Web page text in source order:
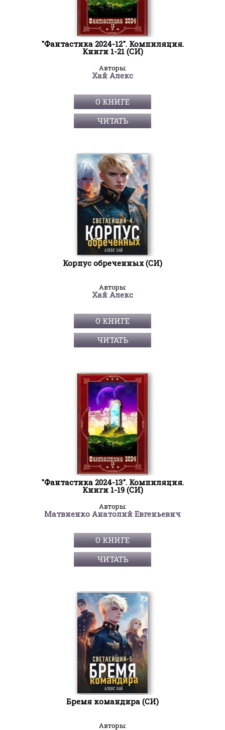
"Фантастика 2024-12". Компиляция.
Книги 1-21 (СИ)
Авторы:
Хай Алекс
О КНИГЕ
ЧИТАТЬ
Корпус обреченных (СИ)
Авторы:
Хай Алекс
О КНИГЕ
ЧИТАТЬ
"Фантастика 2024-13". Компиляция.
Книги 1-19 (СИ)
Авторы:
Матвиенко Анатолий Евгеньевич
О КНИГЕ
ЧИТАТЬ
Бремя командира (СИ)
Авторы: